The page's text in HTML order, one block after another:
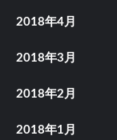
2018年4月
2018年3月
2018年2月
2018年1月